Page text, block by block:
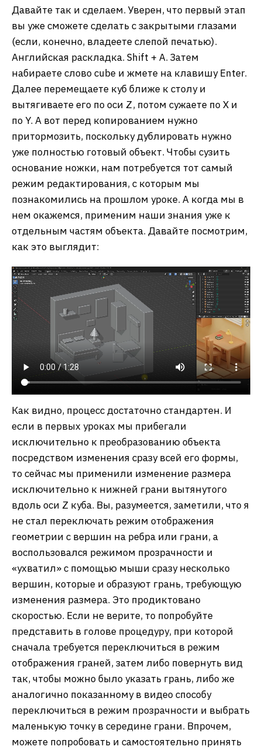
Давайте так и сделаем. Уверен, что первый этап
вы уже сможете сделать с закрытыми глазами
(если, конечно, владеете слепой печатью).
Английская раскладка. Shift + A. Затем
набираете слово cube и жмете на клавишу Enter.
Далее перемещаете куб ближе к столу и
вытягиваете его по оси Z, потом сужаете по X и
по Y. А вот перед копированием нужно
притормозить, поскольку дублировать нужно
уже полностью готовый объект. Чтобы сузить
основание ножки, нам потребуется тот самый
режим редактирования, с которым мы
познакомились на прошлом уроке. А когда мы в
нем окажемся, применим наши знания уже к
отдельным частям объекта. Давайте посмотрим,
как это выглядит:
Как видно, процесс достаточно стандартен. И
если в первых уроках мы прибегали
исключительно к преобразованию объекта
посредством изменения сразу всей его формы,
то сейчас мы применили изменение размера
исключительно к нижней грани вытянутого
вдоль оси Z куба. Вы, разумеется, заметили, что я
не стал переключать режим отображения
геометрии с вершин на ребра или грани, а
воспользовался режимом прозрачности и
«ухватил» с помощью мыши сразу несколько
вершин, которые и образуют грань, требующую
изменения размера. Это продиктовано
скоростью. Если не верите, то попробуйте
представить в голове процедуру, при которой
сначала требуется переключиться в режим
отображения граней, затем либо повернуть вид
так, чтобы можно было указать грань, либо же
аналогично показанному в видео способу
переключиться в режим прозрачности и выбрать
маленькую точку в середине грани. Впрочем,
можете попробовать и самостоятельно принять